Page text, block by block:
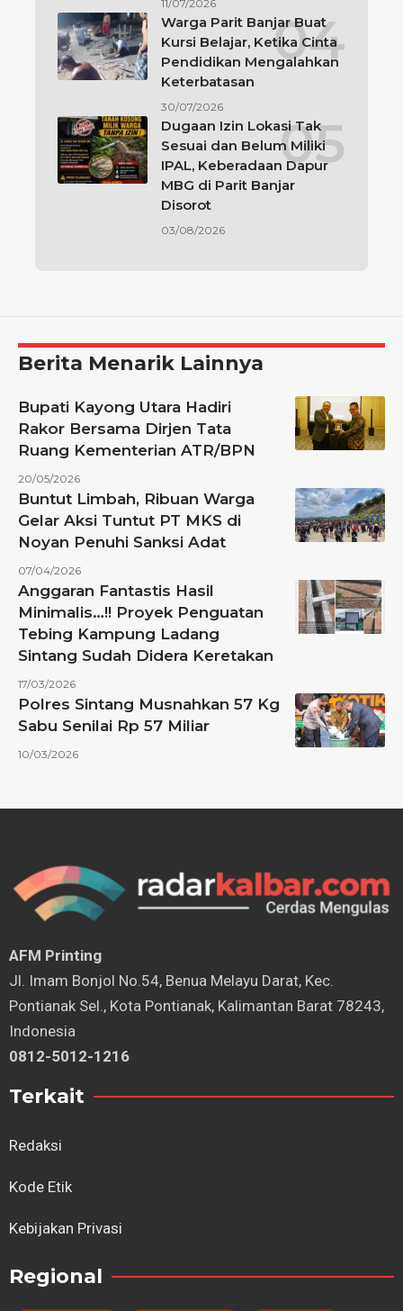
11/07/2026
Warga Parit Banjar Buat
Kursi Belajar, Ketika Cinta
Pendidikan Mengalahkan
Keterbatasan
30/07/2026
Dugaan Izin Lokasi Tak
Sesuai dan Belum Miliki
IPAL, Keberadaan Dapur
MBG di Parit Banjar
Disorot
03/08/2026
Berita Menarik Lainnya
Bupati Kayong Utara Hadiri
Rakor Bersama Dirjen Tata
Ruang Kementerian ATR/BPN
20/05/2026
Buntut Limbah, Ribuan Warga
Gelar Aksi Tuntut PT MKS di
Noyan Penuhi Sanksi Adat
07/04/2026
Anggaran Fantastis Hasil
Minimalis…!! Proyek Penguatan
Tebing Kampung Ladang
Sintang Sudah Didera Keretakan
17/03/2026
Polres Sintang Musnahkan 57 Kg
Sabu Senilai Rp 57 Miliar
10/03/2026
AFM Printing
⁠Jl. Imam Bonjol No.54, Benua Melayu Darat, Kec.
Pontianak Sel., Kota Pontianak, Kalimantan Barat 78243,
Indonesia
0812-5012-1216
Terkait
Redaksi
Kode Etik
Kebijakan Privasi
Regional